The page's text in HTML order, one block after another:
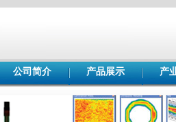
公司简介 产品展示 产